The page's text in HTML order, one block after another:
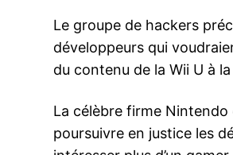
Le groupe de hackers
développeurs qui
du contenu de la Wii U à
La célèbre firme Nintendo
poursuivre en justice les